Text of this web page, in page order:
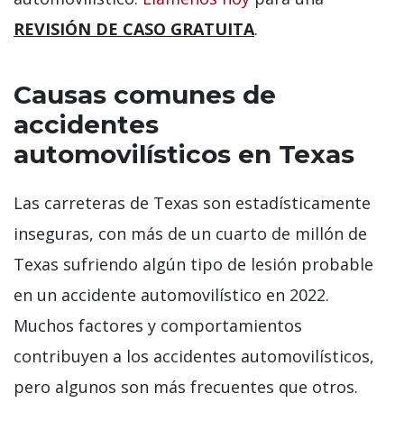
REVISIÓN DE CASO GRATUITA.
Causas comunes de
accidentes
automovilísticos en Texas
Las carreteras de Texas son estadísticamente
inseguras, con más de un cuarto de millón de
Texas sufriendo algún tipo de lesión probable
en un accidente automovilístico en 2022.
Muchos factores y comportamientos
contribuyen a los accidentes automovilísticos,
pero algunos son más frecuentes que otros.